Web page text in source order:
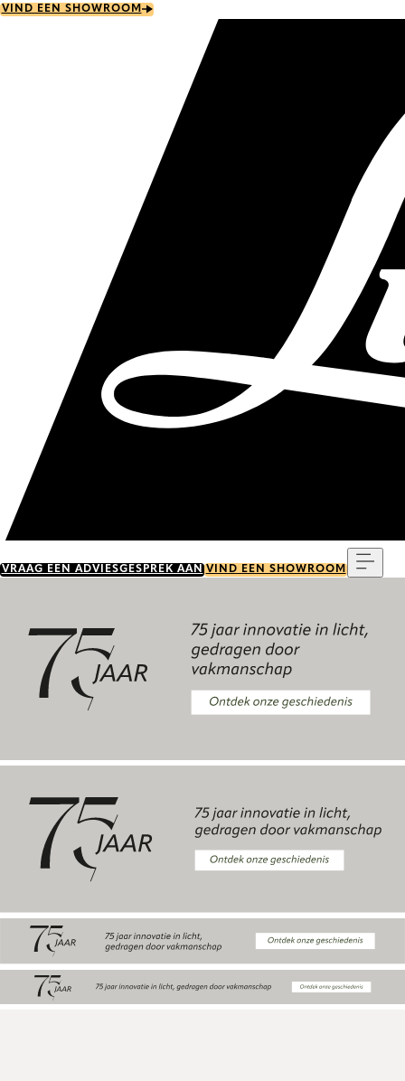
Skip
VIND EEN SHOWROOM
VRAAG EEN ADVIESGESPREK AAN VIND EEN SHOWROOM